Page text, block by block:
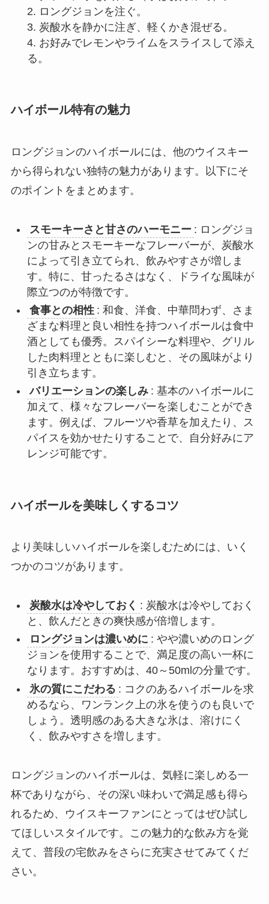
2. ロングジョンを注ぐ。
3. 炭酸水を静かに注ぎ、軽くかき混ぜる。
4. お好みでレモンやライムをスライスして添え
る。
ハイボール特有の魅力
ロングジョンのハイボールには、他のウイスキー
から得られない独特の魅力があります。以下にそ
のポイントをまとめます。
スモーキーさと甘さのハーモニー : ロングジョ
ンの甘みとスモーキーなフレーバーが、炭酸水
によって引き立てられ、飲みやすさが増しま
す。特に、甘ったるさはなく、ドライな風味が
際立つのが特徴です。
食事との相性 : 和食、洋食、中華問わず、さま
ざまな料理と良い相性を持つハイボールは食中
酒としても優秀。スパイシーな料理や、グリル
した肉料理とともに楽しむと、その風味がより
引き立ちます。
バリエーションの楽しみ : 基本のハイボールに
加えて、様々なフレーバーを楽しむことができ
ます。例えば、フルーツや香草を加えたり、ス
パイスを効かせたりすることで、自分好みにア
レンジ可能です。
ハイボールを美味しくするコツ
より美味しいハイボールを楽しむためには、いく
つかのコツがあります。
炭酸水は冷やしておく : 炭酸水は冷やしておく
と、飲んだときの爽快感が倍増します。
ロングジョンは濃いめに : やや濃いめのロング
ジョンを使用することで、満足度の高い一杯に
なります。おすすめは、40～50mlの分量です。
氷の質にこだわる : コクのあるハイボールを求
めるなら、ワンランク上の氷を使うのも良いで
しょう。透明感のある大きな氷は、溶けにく
く、飲みやすさを増します。
ロングジョンのハイボールは、気軽に楽しめる一
杯でありながら、その深い味わいで満足感も得ら
れるため、ウイスキーファンにとってはぜひ試し
てほしいスタイルです。この魅力的な飲み方を覚
えて、普段の宅飲みをさらに充実させてみてくだ
さい。